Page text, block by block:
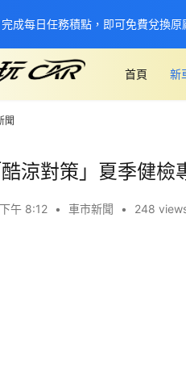
首頁 新
聞
涼對策」夏季健檢
午 8:12 • 車市新聞 • 248
完成每日任務積點，即可免費兌換原